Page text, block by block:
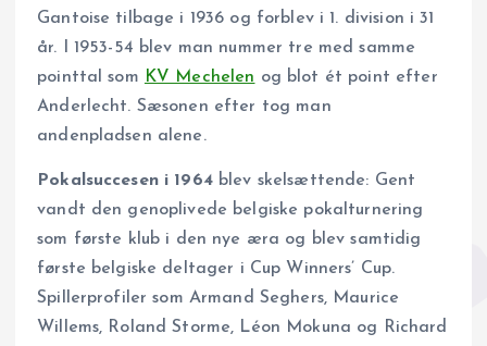
Gantoise tilbage i 1936 og forblev i 1. division i 31
år. I 1953-54 blev man nummer tre med samme
pointtal som KV Mechelen og blot ét point efter
Anderlecht. Sæsonen efter tog man
andenpladsen alene.
Pokalsuccesen i 1964blev skelsættende: Gent
vandt den genoplivede belgiske pokalturnering
som første klub i den nye æra og blev samtidig
første belgiske deltager i Cup Winners’ Cup.
Spillerprofiler som Armand Seghers, Maurice
Willems, Roland Storme, Léon Mokuna og Richard